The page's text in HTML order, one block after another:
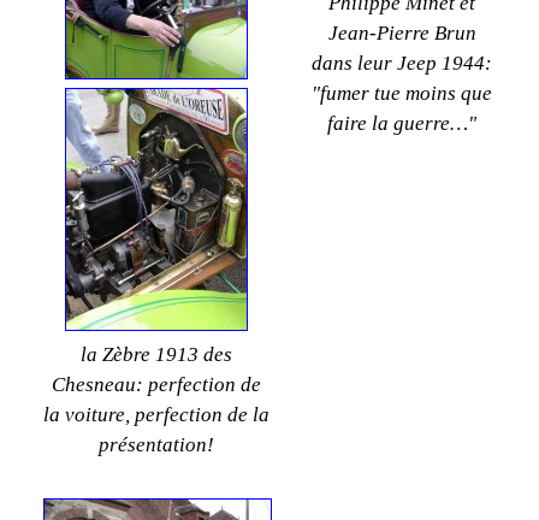
la Zèbre 1913 des
Chesneau: perfection de
la voiture, perfection de la
présentation!
Jean-Pierre Brun
dans leur Jeep 1944:
"fumer tue moins que
faire la guerre…"